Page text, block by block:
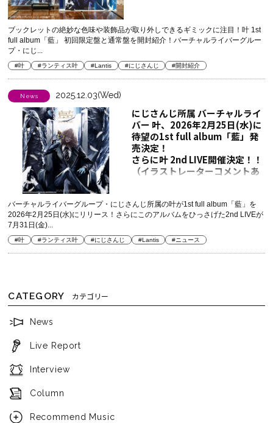
ブックレットの絶妙な色味や装飾品が取り外しできるギミックに注目！叶 1st
full album「藍」 初回限定盤と通常盤を開封紹介！バーチャルライバーグルー
プ・にじ...
#叶 #ランティス叶 #Lantis #にじさんじ #開封紹介
News 2025.12.03(Wed)
にじさんじ所属 バーチャルライ
バー 叶、2026年2月25日(水)に
待望の1st full album「藍」発
売決定！
さらに叶 2nd LIVE開催決定！！
（イラストレーターコメントあ
バーチャルライバーグループ・にじさんじ所属の叶が1st full album「藍」を
2026年2月25日(水)にリリース！さらにこのアルバムをひっさげた2nd LIVEが
7月31日(金)...
#叶 #ランティス叶 #にじさんじ #Lantis #ニュース
CATEGORY カテゴリー
News
Live Report
Interview
Column
Recommend Music